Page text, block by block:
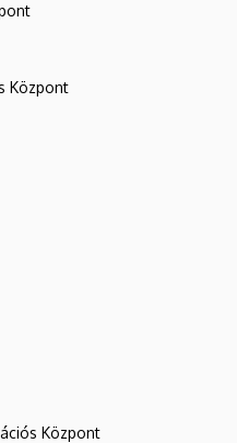
Központ
Központ